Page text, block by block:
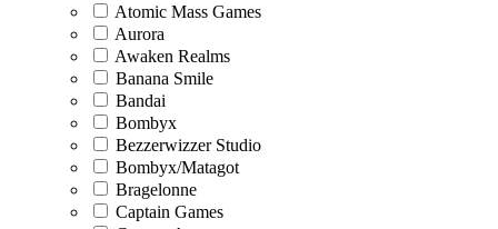
Atomic Mass Games
Aurora
Awaken Realms
Banana Smile
Bandai
Bombyx
Bezzerwizzer Studio
Bombyx/Matagot
Bragelonne
Captain Games